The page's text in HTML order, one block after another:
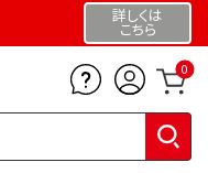
詳しくは
こちら
0